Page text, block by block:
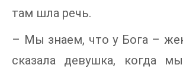
там шла речь.
– Мы знаем, что у Бога –
сказала девушка, когда